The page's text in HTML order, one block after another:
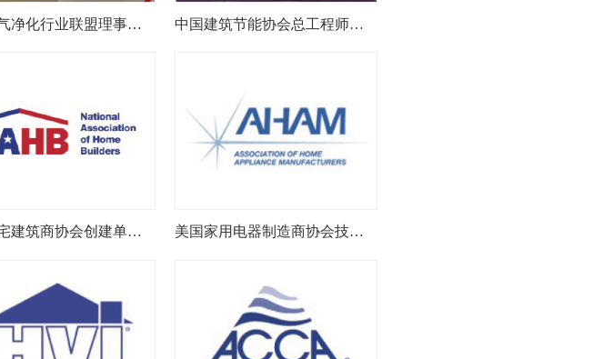
中国空气净化行业联盟理事单位 中国建筑节能协会总工程师委员会委员
美国住宅建筑商协会创建单位之一 美国家用电器制造商协会技术委员会成员